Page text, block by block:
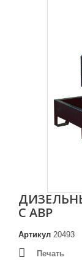
С АВР
Артикул 20493
Печать